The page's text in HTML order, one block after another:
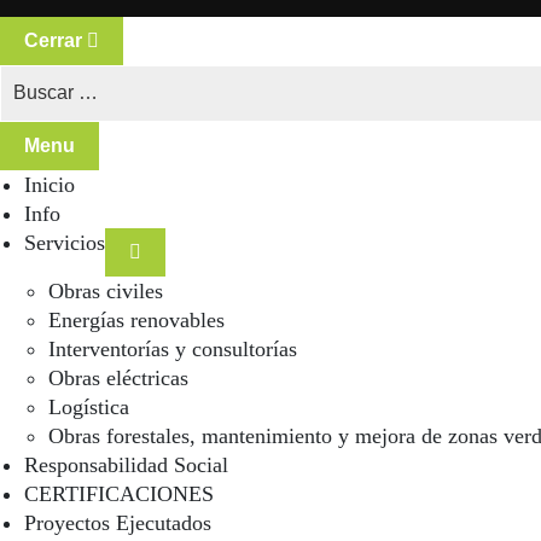
Cerrar
Menu
Inicio
Info
Servicios
Obras civiles
Energías renovables
Interventorías y consultorías
Obras eléctricas
Logística
Obras forestales, mantenimiento y mejora de zonas
Responsabilidad Social
CERTIFICACIONES
Proyectos Ejecutados